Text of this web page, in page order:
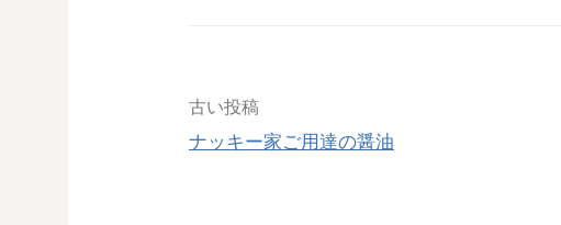
投
古い投稿
ナッキー家ご用達の醤油